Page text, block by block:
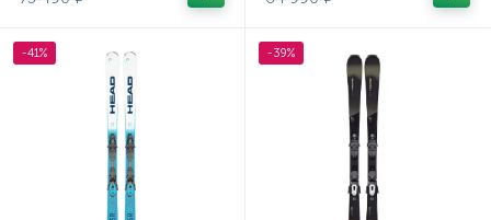
-41% -39%